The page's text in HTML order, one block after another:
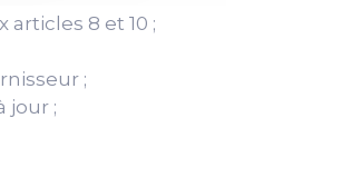
8 et 10 ;
;
jour ;